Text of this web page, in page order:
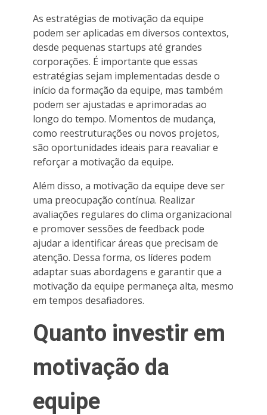
As estratégias de motivação da equipe
podem ser aplicadas em diversos contextos,
desde pequenas startups até grandes
corporações. É importante que essas
estratégias sejam implementadas desde o
início da formação da equipe, mas também
podem ser ajustadas e aprimoradas ao
longo do tempo. Momentos de mudança,
como reestruturações ou novos projetos,
são oportunidades ideais para reavaliar e
reforçar a motivação da equipe.
Além disso, a motivação da equipe deve ser
uma preocupação contínua. Realizar
avaliações regulares do clima organizacional
e promover sessões de feedback pode
ajudar a identificar áreas que precisam de
atenção. Dessa forma, os líderes podem
adaptar suas abordagens e garantir que a
motivação da equipe permaneça alta, mesmo
em tempos desafiadores.
Quanto investir em
motivação da
equipe